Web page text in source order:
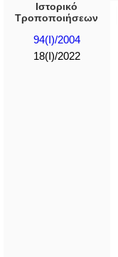
Ιστορικό
Τροποποιήσεων
94(I)/2004
18(I)/2022